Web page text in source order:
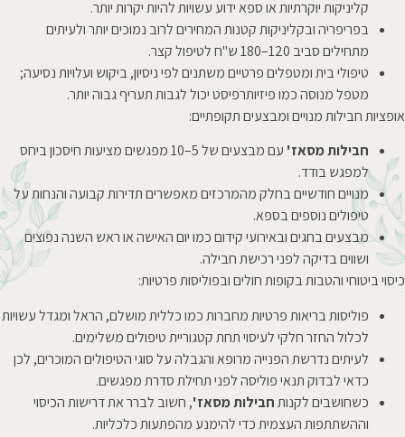
קליניקות יוקרתיות או ספא ידוע עשויות להיות יקרות יותר.
בפריפריה ובקליניקות קטנות המחירים לרוב נמוכים יותר ולעיתים
מתחילים סביב 120–180 ש"ח לטיפול קצר.
טיפולי בית ומטפלים פרטיים משתנים לפי ניסיון, ביקוש ועלויות נסיעה;
מטפל מנוסה כמו פיזיותרפיסט יכול לגבות תעריף גבוה יותר.
אופציות חבילות מנויים ומבצעים תקופתיים:
חבילות מסאז'
עם מבצעים של 5–10 מפגשים מציעות חיסכון ביחס
למפגש בודד.
מנויים חודשיים בחלק מהמרכזים מאפשרים תדירות קבועה והנחות על
טיפולים נוספים בספא.
מבצעים בחגים ובאירועי קידום כמו יום האישה או ראש השנה נפוצים
ושווים בדיקה לפני רכישת חבילה.
כיסוי ביטוחי והטבות בקופות חולים ובפוליסות פרטיות:
פוליסות בריאות פרטיות מחברות כמו כללית מושלם, הראל ומגדל עשויות
לכלול החזר חלקי לעיסוי תחת קטגוריית טיפולים משלימים.
לעיתים נדרשת הפנייה מרופא והגבלה על סוגי הטיפולים המוכרים, לכן
כדאי לבדוק תנאי פוליסה לפני תחילת סדרת מפגשים.
כשחושבים לקנותחבילות מסאז', חשוב לברר את דרישות הכיסוי
וההשתתפות העצמית כדי להימנע מהפתעות כלכליות.